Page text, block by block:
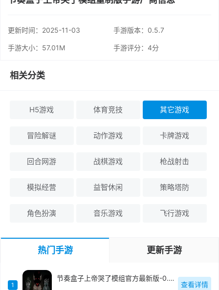
更新时间： 2025-11-03 手游版本：0.5.7
手游大小：57.01M 手游评分： 4分
相关分类
H5游戏 体育竞技 其它游戏
冒险解谜 动作游戏 卡牌游戏
回合网游 战棋游戏 枪战射击
模拟经营 益智休闲 策略塔防
角色扮演 音乐游戏 飞行游戏
热门手游 更新手游
1
节奏盒子上帝哭了模组官方最新版-0.5.7
查看详情